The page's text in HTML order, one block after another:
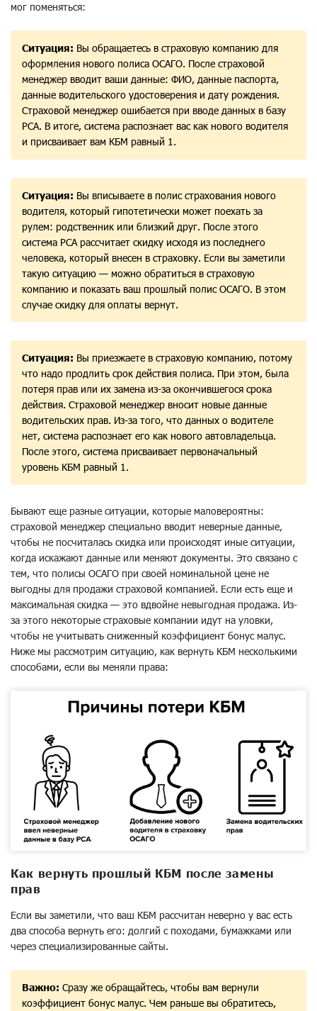
мог поменяться:
Ситуация: Вы обращаетесь в страховую компанию для
оформления нового полиса ОСАГО. После страховой
менеджер вводит ваши данные: ФИО, данные паспорта,
данные водительского удостоверения и дату рождения.
Страховой менеджер ошибается при вводе данных в базу
РСА. В итоге, система распознает вас как нового водителя
и присваивает вам КБМ равный 1.
Ситуация: Вы вписываете в полис страхования нового
водителя, который гипотетически может поехать за
рулем: родственник или близкий друг. После этого
система РСА рассчитает скидку исходя из последнего
человека, который внесен в страховку. Если вы заметили
такую ситуацию — можно обратиться в страховую
компанию и показать ваш прошлый полис ОСАГО. В этом
случае скидку для оплаты вернут.
Ситуация: Вы приезжаете в страховую компанию, потому
что надо продлить срок действия полиса. При этом, была
потеря прав или их замена из-за окончившегося срока
действия. Страховой менеджер вносит новые данные
водительских прав. Из-за того, что данных о водителе
нет, система распознает его как нового автовладельца.
После этого, система присваивает первоначальный
уровень КБМ равный 1.
Бывают еще разные ситуации, которые маловероятны:
страховой менеджер специально вводит неверные данные,
чтобы не посчиталась скидка или происходят иные ситуации,
когда искажают данные или меняют документы. Это связано с
тем, что полисы ОСАГО при своей номинальной цене не
выгодны для продажи страховой компанией. Если есть еще и
максимальная скидка — это вдвойне невыгодная продажа. Из-
за этого некоторые страховые компании идут на уловки,
чтобы не учитывать сниженный коэффициент бонус малус.
Ниже мы рассмотрим ситуацию, как вернуть КБМ несколькими
способами, если вы меняли права:
Как вернуть прошлый КБМ после замены
прав
Если вы заметили, что ваш КБМ рассчитан неверно у вас есть
два способа вернуть его: долгий с походами, бумажками или
через специализированные сайты.
Важно: Сразу же обращайтесь, чтобы вам вернули
коэффициент бонус малус. Чем раньше вы обратитесь,